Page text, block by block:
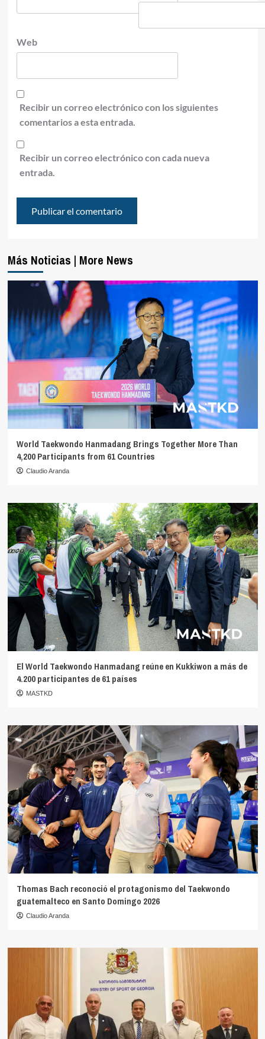
Web
Recibir un correo electrónico con los siguientes
comentarios a esta entrada.
Recibir un correo electrónico con cada nueva
entrada.
Más Noticias | More News
World Taekwondo Hanmadang Brings Together More Than
4,200 Participants from 61 Countries
Claudio Aranda
El World Taekwondo Hanmadang reúne en Kukkiwon a más de
4.200 participantes de 61 países
MASTKD
Thomas Bach reconoció el protagonismo del Taekwondo
guatemalteco en Santo Domingo 2026
Claudio Aranda